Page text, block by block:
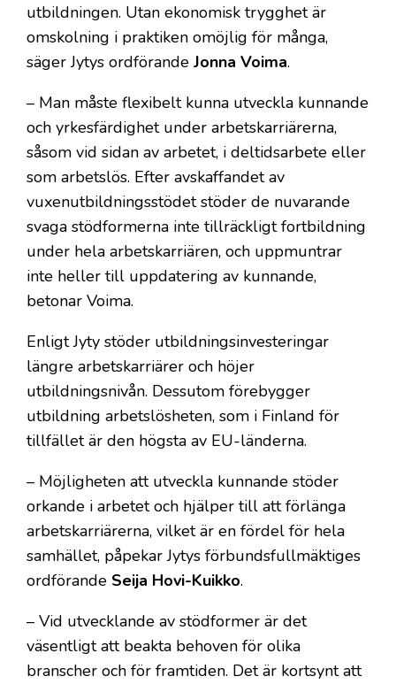
utbildningen. Utan ekonomisk trygghet är
omskolning i praktiken omöjlig för många,
säger Jytys ordförande Jonna Voima.
– Man måste flexibelt kunna utveckla kunnande
och yrkesfärdighet under arbetskarriärerna,
såsom vid sidan av arbetet, i deltidsarbete eller
som arbetslös. Efter avskaffandet av
vuxenutbildningsstödet stöder de nuvarande
svaga stödformerna inte tillräckligt fortbildning
under hela arbetskarriären, och uppmuntrar
inte heller till uppdatering av kunnande,
betonar Voima.
Enligt Jyty stöder utbildningsinvesteringar
längre arbetskarriärer och höjer
utbildningsnivån. Dessutom förebygger
utbildning arbetslösheten, som i Finland för
tillfället är den högsta av EU-länderna.
– Möjligheten att utveckla kunnande stöder
orkande i arbetet och hjälper till att förlänga
arbetskarriärerna, vilket är en fördel för hela
samhället, påpekar Jytys förbundsfullmäktiges
ordförande Seija Hovi-Kuikko.
– Vid utvecklande av stödformer är det
väsentligt att beakta behoven för olika
branscher och för framtiden. Det är kortsynt att